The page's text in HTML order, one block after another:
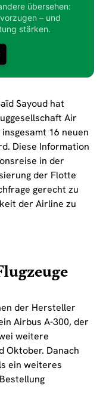
übersehen:
– und
stärken.
Sayoud hat
Air
16 neuen
Diese Information
in der
der Flotte
gerecht zu
der Airline zu
der Hersteller
Airbus A-300, der
weitere
Oktober. Danach
ein weiteres